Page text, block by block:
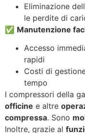
Eliminazione
le perdite di
✅ Manutenzione
Accesso
rapidi
Costi di
tempo
I compressori della
officine e altre
compressa. Sono
Inoltre, grazie al